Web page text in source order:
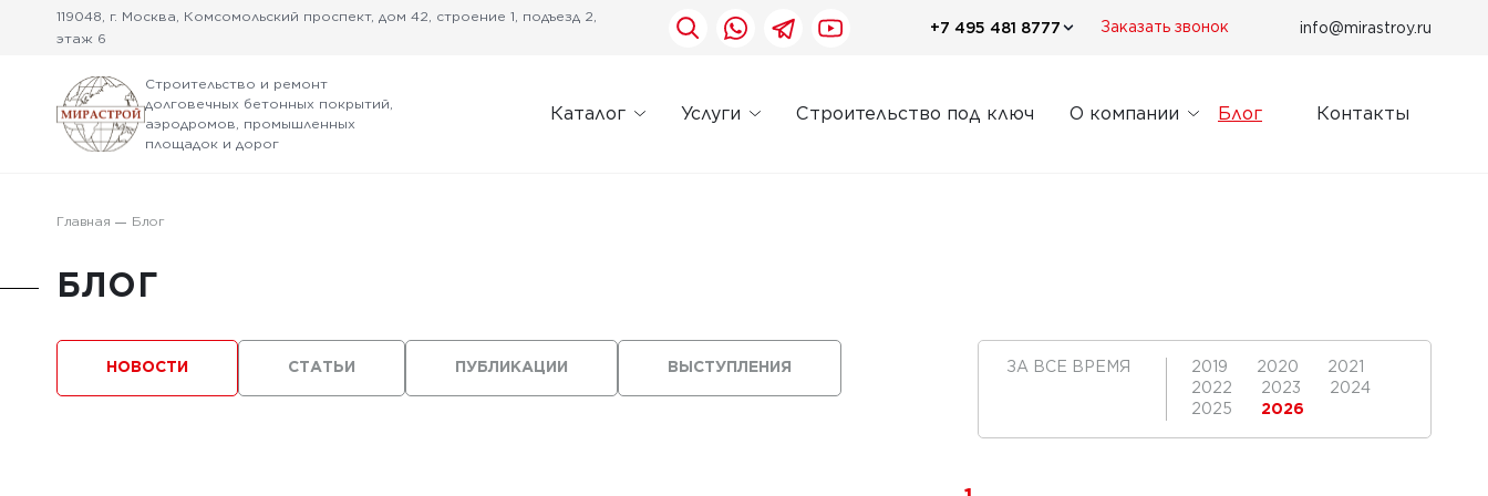
119048, г. Москва, Комсомольский проспект, дом 42, строение 1, подъезд 2,
этаж 6
+7 495 481 8777 Заказать звонок info@mirastroy.ru
Строительство и ремонт
долговечных бетонных покрытий,
аэродромов, промышленных
площадок и дорог
Каталог Услуги Строительство под ключ О компании Блог Контакты
Главная Блог
БЛОГ
ВЫСТУПЛЕНИЯ
ПУБЛИКАЦИИ
НОВОСТИ СТАТЬИ ЗА ВСЕ ВРЕМЯ 2019 2020
2021
2022
2023
2024
2025
2026